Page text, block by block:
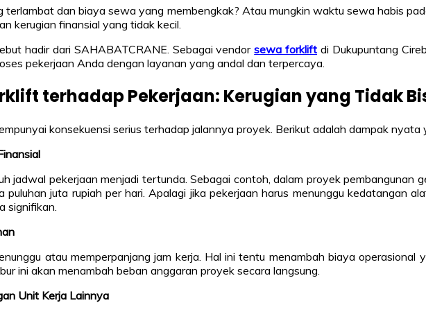
dan biaya sewa yang membengkak? Atau mungkin waktu sewa habis
kerugian finansial yang tidak kecil.
hadir dari SAHABATCRANE. Sebagai vendorsewa forklift di Dukupuntang
pekerjaan Anda dengan layanan yang andal dan terpercaya.
terhadap Pekerjaan: Kerugian yang Tidak
konsekuensi serius terhadap jalannya proyek. Berikut adalah dampak nyata
jadwal pekerjaan menjadi tertunda. Sebagai contoh, dalam proyek pembangunan
juta rupiah per hari. Apalagi jika pekerjaan harus menunggu kedatangan
signifikan.
atau memperpanjang jam kerja. Hal ini tentu menambah biaya operasional
ini akan menambah beban anggaran proyek secara langsung.
Unit Kerja Lainnya